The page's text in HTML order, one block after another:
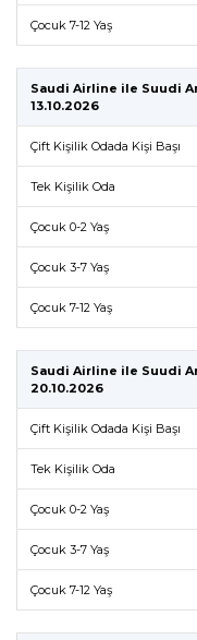
Çocuk 7-12 Yaş
Saudi Airline ile Suudi
13.10.2026
Çift Kişilik Odada Kişi Başı
Tek Kişilik Oda
Çocuk 0-2 Yaş
Çocuk 3-7 Yaş
Çocuk 7-12 Yaş
Saudi Airline ile Suudi
20.10.2026
Çift Kişilik Odada Kişi Başı
Tek Kişilik Oda
Çocuk 0-2 Yaş
Çocuk 3-7 Yaş
Çocuk 7-12 Yaş